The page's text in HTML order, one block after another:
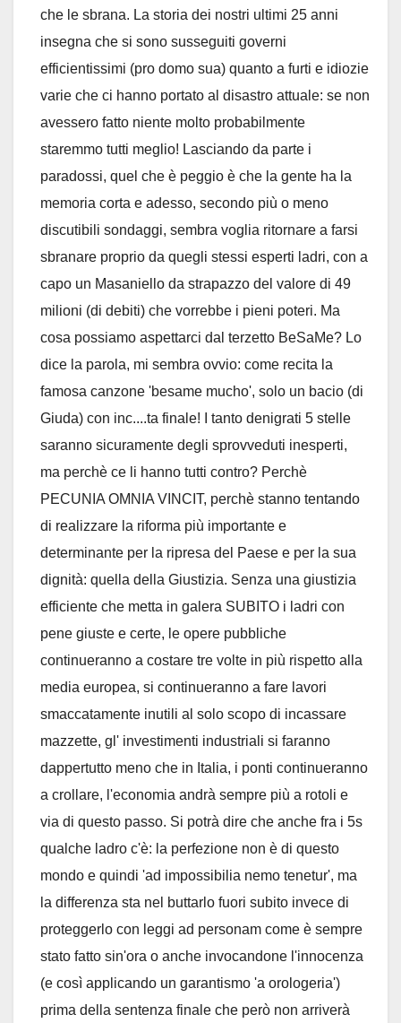
che le sbrana. La storia dei nostri ultimi 25 anni
insegna che si sono susseguiti governi
efficientissimi (pro domo sua) quanto a furti e idiozie
varie che ci hanno portato al disastro attuale: se non
avessero fatto niente molto probabilmente
staremmo tutti meglio! Lasciando da parte i
paradossi, quel che è peggio è che la gente ha la
memoria corta e adesso, secondo più o meno
discutibili sondaggi, sembra voglia ritornare a farsi
sbranare proprio da quegli stessi esperti ladri, con a
capo un Masaniello da strapazzo del valore di 49
milioni (di debiti) che vorrebbe i pieni poteri. Ma
cosa possiamo aspettarci dal terzetto BeSaMe? Lo
dice la parola, mi sembra ovvio: come recita la
famosa canzone 'besame mucho', solo un bacio (di
Giuda) con inc....ta finale! I tanto denigrati 5 stelle
saranno sicuramente degli sprovveduti inesperti,
ma perchè ce li hanno tutti contro? Perchè
PECUNIA OMNIA VINCIT, perchè stanno tentando
di realizzare la riforma più importante e
determinante per la ripresa del Paese e per la sua
dignità: quella della Giustizia. Senza una giustizia
efficiente che metta in galera SUBITO i ladri con
pene giuste e certe, le opere pubbliche
continueranno a costare tre volte in più rispetto alla
media europea, si continueranno a fare lavori
smaccatamente inutili al solo scopo di incassare
mazzette, gl' investimenti industriali si faranno
dappertutto meno che in Italia, i ponti continueranno
a crollare, l'economia andrà sempre più a rotoli e
via di questo passo. Si potrà dire che anche fra i 5s
qualche ladro c'è: la perfezione non è di questo
mondo e quindi 'ad impossibilia nemo tenetur', ma
la differenza sta nel buttarlo fuori subito invece di
proteggerlo con leggi ad personam come è sempre
stato fatto sin'ora o anche invocandone l'innocenza
(e così applicando un garantismo 'a orologeria')
prima della sentenza finale che però non arriverà